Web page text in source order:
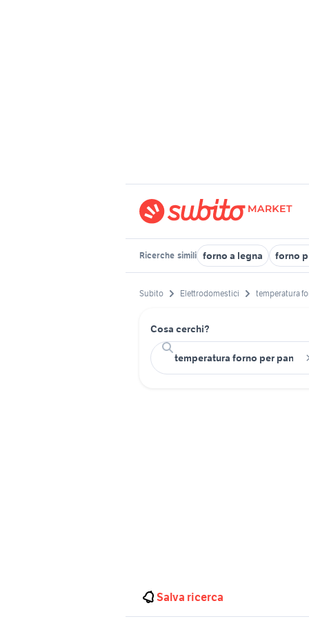
Ricerche simili forno a legna forno
Subito Elettrodomestici temperatura
Cosa cerchi?
Salva ricerca